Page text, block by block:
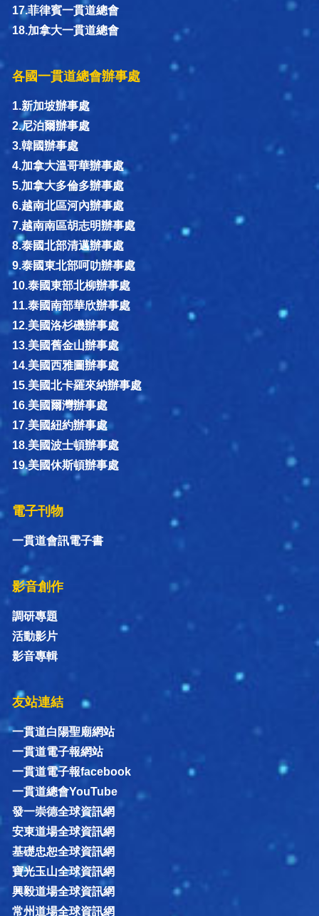
17.菲律賓一貫道總會
18.加拿大一貫道總會
各國一貫道總會辦事處
1.新加坡辦事處
2.尼泊爾辦事處
3.韓國辦事處
4.加拿大溫哥華辦事處
5.加拿大多倫多辦事處
6.越南北區河內辦事處
7.越南南區胡志明辦事處
8.泰國北部清邁辦事處
9.泰國東北部呵叻辦事處
10.泰國東部北柳辦事處
11.泰國南部華欣辦事處
12.美國洛杉磯辦事處
13.美國舊金山辦事處
14.美國西雅圖辦事處
15.美國北卡羅來納辦事處
16.美國爾灣辦事處
17.美國紐約辦事處
18.美國波士頓辦事處
19.美國休斯頓辦事處
電子刊物
一貫道會訊電子書
影音創作
調研專題
活動影片
影音專輯
友站連結
一貫道白陽聖廟網站
一貫道電子報網站
一貫道電子報facebook
一貫道總會YouTube
發一崇德全球資訊網
安東道場全球資訊網
基礎忠恕全球資訊網
寶光玉山全球資訊網
興毅道場全球資訊網
常州道場全球資訊網